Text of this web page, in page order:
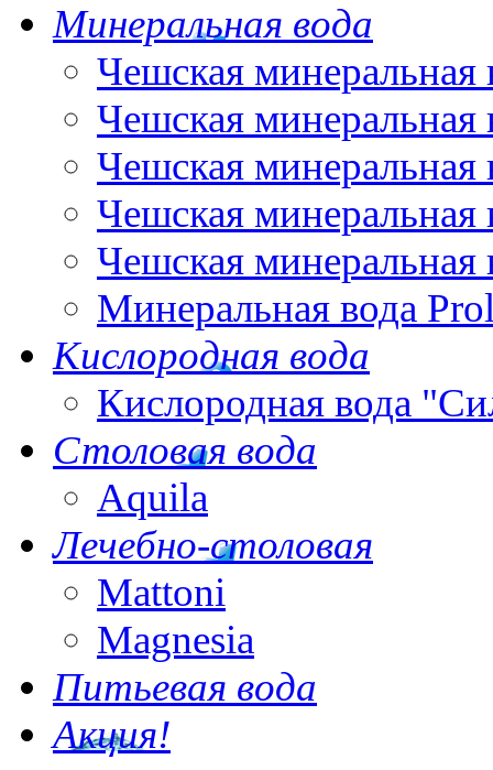
Минеральная вода
Чешская минеральная
Чешская минеральная
Чешская минеральная
Чешская минеральная
Чешская минеральная
Минеральная вода
Кислородная вода
Кислородная вода
Столовая вода
Aquila
Лечебно-столовая
Mattoni
Magnesia
Питьевая вода
Акция!